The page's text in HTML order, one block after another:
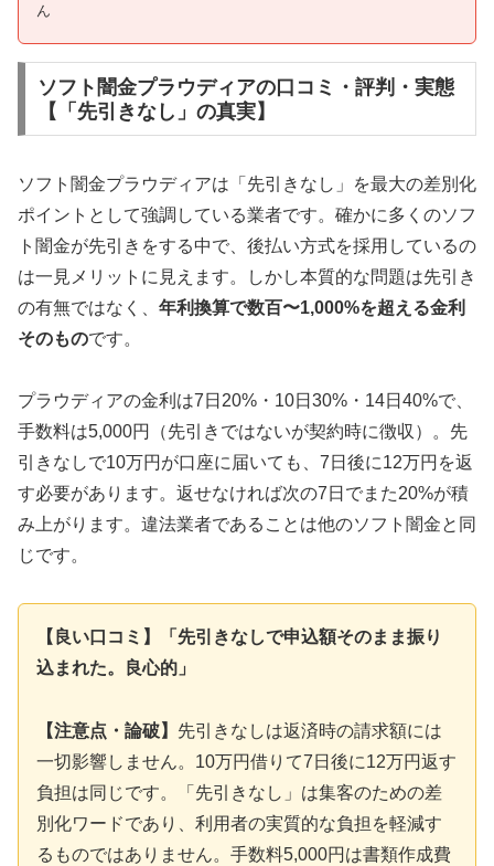
ん
ソフト闇金プラウディアの口コミ・評判・実態
【「先引きなし」の真実】
ソフト闇金プラウディアは「先引きなし」を最大の差別化
ポイントとして強調している業者です。確かに多くのソフ
ト闇金が先引きをする中で、後払い方式を採用しているの
は一見メリットに見えます。しかし本質的な問題は先引き
の有無ではなく、 年利換算で数百〜1,000%を超える金利
そのものです。
プラウディアの金利は7日20%・10日30%・14日40%で、
手数料は5,000円（先引きではないが契約時に徴収）。先
引きなしで10万円が口座に届いても、7日後に12万円を返
す必要があります。返せなければ次の7日でまた20%が積
み上がります。違法業者であることは他のソフト闇金と同
じです。
【良い口コミ】「先引きなしで申込額そのまま振り
込まれた。良心的」
【注意点・論破】 先引きなしは返済時の請求額には
一切影響しません。10万円借りて7日後に12万円返す
負担は同じです。「先引きなし」は集客のための差
別化ワードであり、利用者の実質的な負担を軽減す
るものではありません。手数料5,000円は書類作成費